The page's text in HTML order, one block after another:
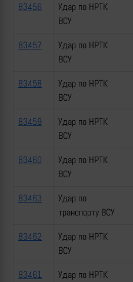
83456
Удар по НРТК
ВСУ
83457
Удар по НРТК
ВСУ
83458
Удар по НРТК
ВСУ
83459
Удар по НРТК
ВСУ
83460
Удар по НРТК
ВСУ
83463
Удар по
транспорту ВСУ
83462
Удар по НРТК
ВСУ
83461
Удар по НРТК